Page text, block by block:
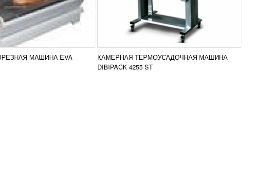
МАШИНА EVA
КАМЕРНАЯ ТЕРМОУСАДОЧНАЯ МАШИНА
DIBIPACK 4255 ST